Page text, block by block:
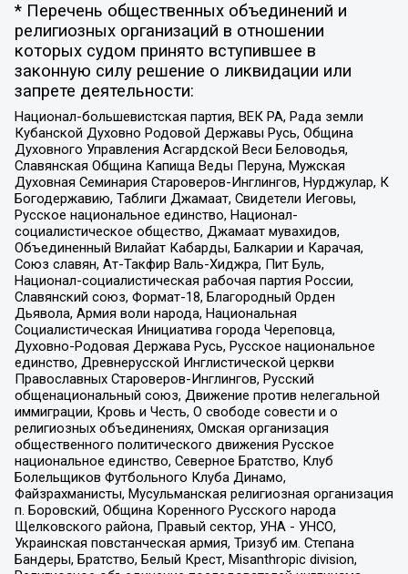
* Перечень общественных объединений и
религиозных организаций в отношении
которых судом принято вступившее в
законную силу решение о ликвидации или
запрете деятельности:
Национал-большевистская партия, ВЕК РА, Рада земли
Кубанской Духовно Родовой Державы Русь, Община
Духовного Управления Асгардской Веси Беловодья,
Славянская Община Капища Веды Перуна, Мужская
Духовная Семинария Староверов-Инглингов, Нурджулар, К
Богодержавию, Таблиги Джамаат, Свидетели Иеговы,
Русское национальное единство, Национал-
социалистическое общество, Джамаат мувахидов,
Объединенный Вилайат Кабарды, Балкарии и Карачая,
Союз славян, Ат-Такфир Валь-Хиджра, Пит Буль,
Национал-социалистическая рабочая партия России,
Славянский союз, Формат-18, Благородный Орден
Дьявола, Армия воли народа, Национальная
Социалистическая Инициатива города Череповца,
Духовно-Родовая Держава Русь, Русское национальное
единство, Древнерусской Инглистической церкви
Православных Староверов-Инглингов, Русский
общенациональный союз, Движение против нелегальной
иммиграции, Кровь и Честь, О свободе совести и о
религиозных объединениях, Омская организация
общественного политического движения Русское
национальное единство, Северное Братство, Клуб
Болельщиков Футбольного Клуба Динамо,
Файзрахманисты, Мусульманская религиозная организация
п. Боровский, Община Коренного Русского народа
Щелковского района, Правый сектор, УНА - УНСО,
Украинская повстанческая армия, Тризуб им. Степана
Бандеры, Братство, Белый Крест, Misanthropic division,